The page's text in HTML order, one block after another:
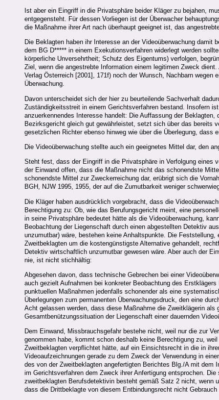
Ist aber ein Eingriff in die Privatsphäre beider Kläger zu bejahen,
entgegensteht. Für dessen Vorliegen ist der Überwacher
die Maßnahme ihrer Art nach überhaupt geeignet ist, das
Die Beklagten haben ihr Interesse an der Videoüberwachung
dem BG D***** in einem Exekutionsverfahren widerlegt werden
körperliche Unversehrtheit; Schutz des Eigentums) verfolgen,
Ziel, wenn die angestrebte Information einem legitimen Zweck
Verlag Österreich [2001], 171f) noch der Wunsch, Nachbarn
Überwachung.
Davon unterscheidet sich der hier zu beurteilende Sachverhalt
Zuständigkeitsstreit in einem Gerichtsverfahren bestand. Insofern
anzuerkennendes Interesse handelt: Die Auffassung der
Bezirksgericht gleich gut gewährleistet, setzt sich über das bereits
gesetzlichen Richter ebenso hinweg wie über die Überlegung,
Die Videoüberwachung stellte auch ein geeignetes Mittel dar, den
Steht fest, dass der Eingriff in die Privatsphäre in Verfolgung eines
der Einwand offen, dass die Maßnahme nicht das schonendste
schonendste Mittel zur Zweckerreichung dar, erübrigt sich die
BGH, NJW 1995, 1955, der auf die Zumutbarkeit weniger
Die Kläger haben ausdrücklich vorgebracht, dass die
Berechtigung zu: Ob, wie das Berufungsgericht meint, eine
in seine Privatsphäre bedeutet hätte als die Videoüberwachung,
Beobachtung der Liegenschaft durch einen abgestellten Detektiv
unzumutbar) wäre, bestehen keine Anhaltspunkte. Die
Zweitbeklagten um die kostengünstigste Alternative gehandelt,
Detektiv wirtschaftlich unzumutbar gewesen wäre. Aber auch der
nie, ist nicht stichhältig:
Abgesehen davon, dass technische Gebrechen bei einer
auch gezielt Aufnahmen bei konkreter Beobachtung des
punktuellen Maßnahmen jedenfalls schonender als eine
Überlegungen zum permanenten Überwachungsdruck, den eine
Acht gelassen werden, dass diese Maßnahme die Zweitklägerin
Gesamtbenützungssituation der Liegenschaft einer dauernden
Dem Einwand, Missbrauchsgefahr bestehe nicht, weil nur die zur
genommen habe, kommt schon deshalb keine Berechtigung zu,
Zweitbeklagten verpflichtet hätte, auf ein Einsichtsrecht in die in
Videoaufzeichnungen gerade zu dem Zweck der Verwendung in
des von der Zweitbeklagten angefertigten Berichtes Blg./A mit dem
im Gerichtsverfahren dem Zweck ihrer Anfertigung entsprochen.
zweitbeklagten Berufsdetektivin besteht gemäß Satz 2 nicht, wenn
dass die Drittbeklagte von diesem Entbindungsrecht nicht